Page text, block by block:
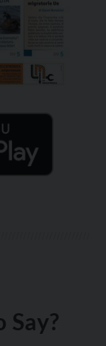
Say?